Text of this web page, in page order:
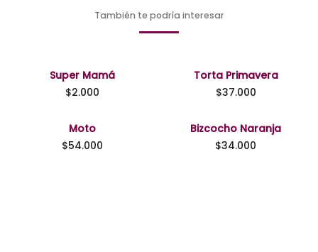
También te podría interesar
Super Mamá
$2.000
Torta Primavera
$37.000
Moto
$54.000
Bizcocho Naranja
$34.000